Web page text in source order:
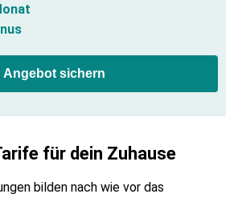
Angebot sichern
für dein Zuhause
bilden nach wie vor das